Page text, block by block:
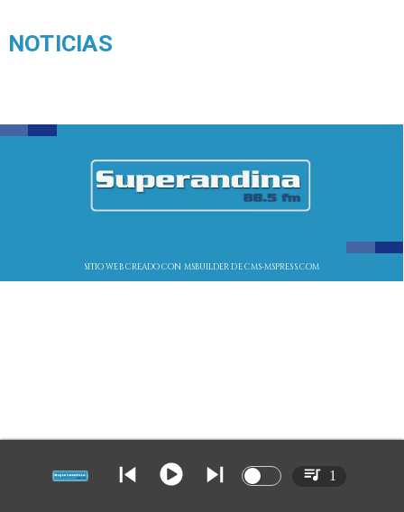
NOTICIAS
SITIO WEB CREADO CON MSBUILDER DE CMS-MSPRESS.COM
1